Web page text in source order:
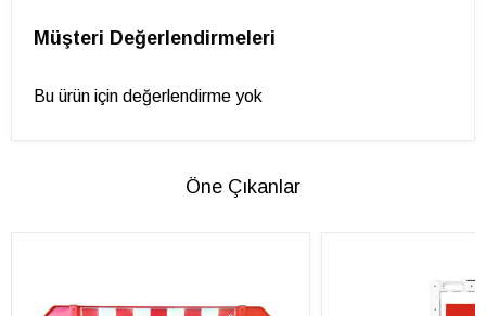
Müşteri Değerlendirmeleri
Bu ürün için değerlendirme yok
Öne Çıkanlar